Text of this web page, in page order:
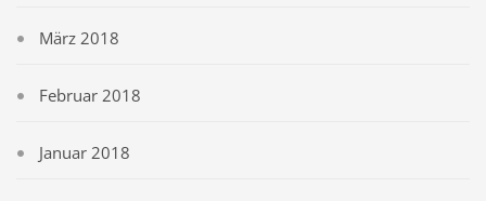
März 2018
Februar 2018
Januar 2018